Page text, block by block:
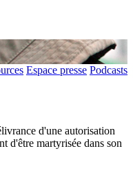
Espace presse Podcasts
d'une autorisation
d'être martyrisée dans son